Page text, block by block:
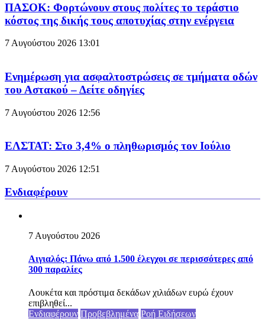
ΠΑΣΟΚ: Φορτώνουν στους πολίτες το τεράστιο
κόστος της δικής τους αποτυχίας στην ενέργεια
7 Αυγούστου 2026 13:01
Ενημέρωση για ασφαλτοστρώσεις σε τμήματα οδών
του Αστακού – Δείτε οδηγίες
7 Αυγούστου 2026 12:56
ΕΛΣΤΑΤ: Στο 3,4% ο πληθωρισμός τον Ιούλιο
7 Αυγούστου 2026 12:51
Ενδιαφέρουν
7 Αυγούστου 2026
Αιγιαλός: Πάνω από 1.500 έλεγχοι σε περισσότερες από
300 παραλίες
Λουκέτα και πρόστιμα δεκάδων χιλιάδων ευρώ έχουν
επιβληθεί...
Ενδιαφέρουν Προβεβλημένα Ροή Ειδήσεων